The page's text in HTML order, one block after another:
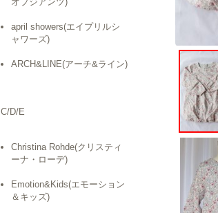
april showers(エイプリルシ
ャワーズ)
ARCH&LINE(アーチ&ライン)
C/D/E
Christina Rohde(クリスティ
ーナ・ローデ)
Emotion&Kids(エモーション
＆キッズ)